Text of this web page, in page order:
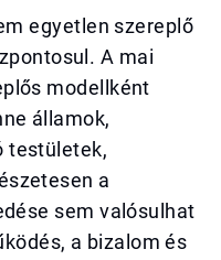
egyetlen szereplő
A mai
modellként
államok,
testületek,
a
sem valósulhat
a bizalom és